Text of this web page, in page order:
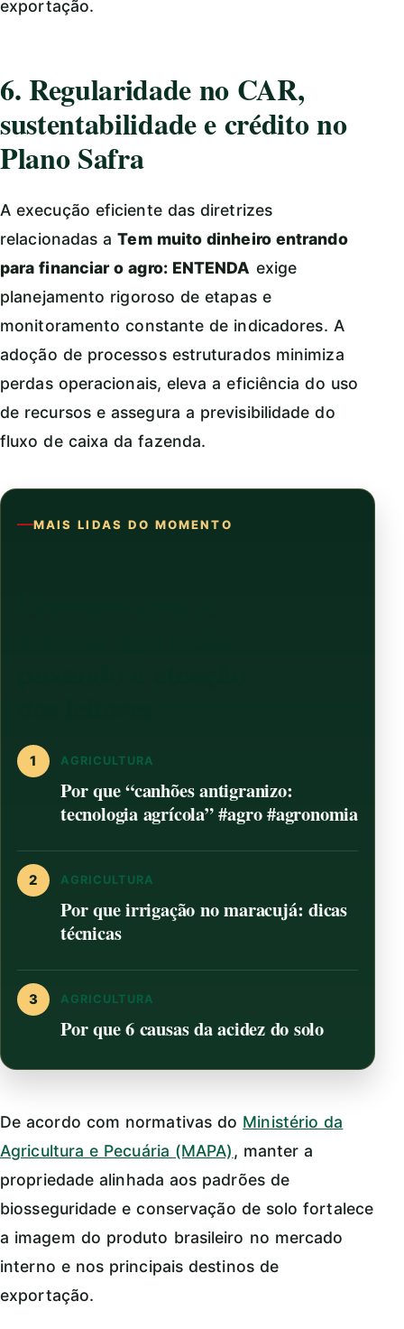
exportação.
6. Regularidade no CAR,
sustentabilidade e crédito no
Plano Safra
A execução eficiente das diretrizes
relacionadas aTem muito dinheiro entrando
para financiar o agro: ENTENDA exige
planejamento rigoroso de etapas e
monitoramento constante de indicadores. A
adoção de processos estruturados minimiza
perdas operacionais, eleva a eficiência do uso
de recursos e assegura a previsibilidade do
fluxo de caixa da fazenda.
MAIS LIDAS DO MOMENTO
1 AGRICULTURA
Por que “canhões antigranizo:
tecnologia agrícola” #agro #agronomia
2 AGRICULTURA
Por que irrigação no maracujá: dicas
técnicas
3 AGRICULTURA
Por que 6 causas da acidez do solo
De acordo com normativas do Ministério da
Agricultura e Pecuária (MAPA), manter a
propriedade alinhada aos padrões de
biosseguridade e conservação de solo fortalece
a imagem do produto brasileiro no mercado
interno e nos principais destinos de
exportação.